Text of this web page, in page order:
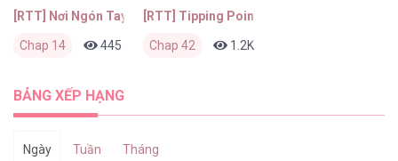
[RTT] Nơi Ngón Tay Chạm Tới
Chap 14 445 0 2 tháng trước
[RTT] Tipping Point
Chap 42 1.2K
BẢNG XẾP HẠNG
Ngày Tuần Tháng